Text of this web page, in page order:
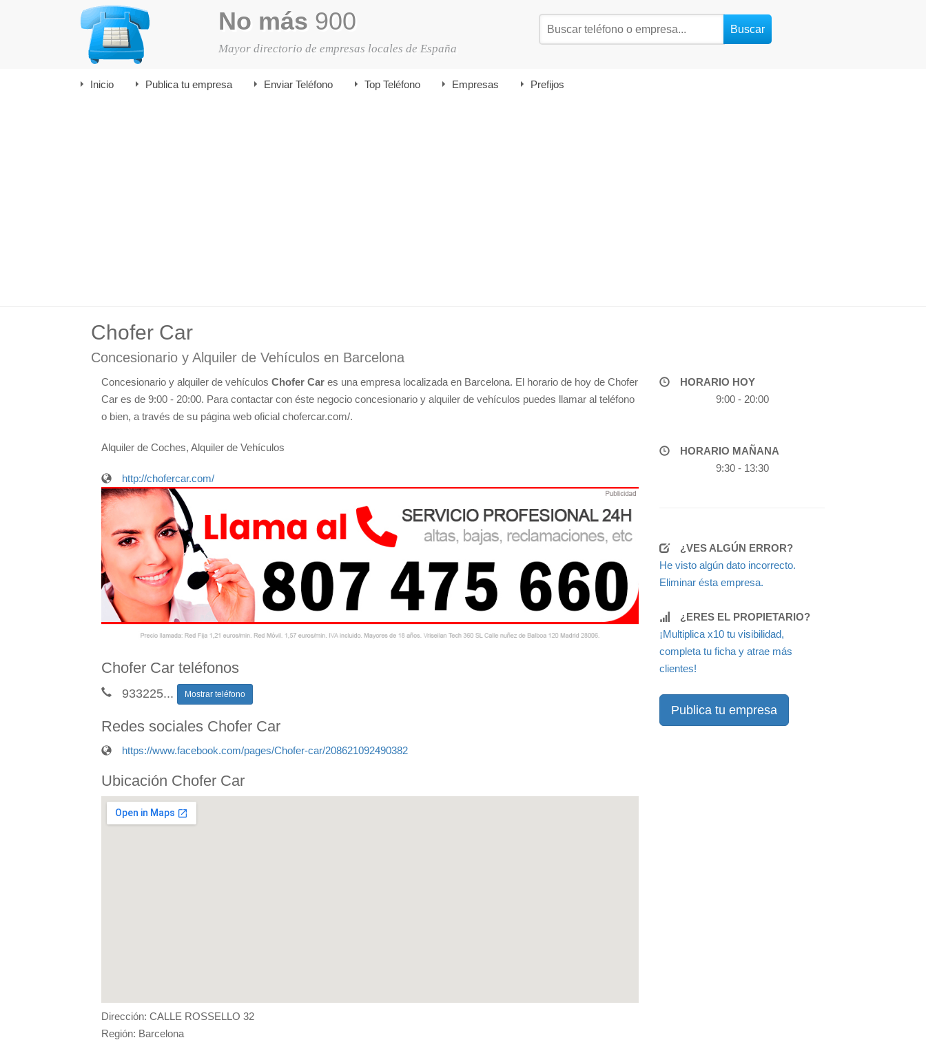
No más 900
Mayor directorio de empresas locales de España
Inicio Publica tu empresa Enviar Teléfono Top Teléfono Empresas Prefijos
Chofer Car
Concesionario y Alquiler de Vehículos en Barcelona
Concesionario y alquiler de vehículos Chofer Car es una empresa localizada en Barcelona. El horario de hoy de Chofer
Car es de 9:00 - 20:00. Para contactar con éste negocio concesionario y alquiler de vehículos puedes llamar al teléfono
o bien, a través de su página web oficial chofercar.com/.
Alquiler de Coches, Alquiler de Vehículos
http://chofercar.com/
Chofer Car teléfonos
933225... Mostrar teléfono
Redes sociales Chofer Car
https://www.facebook.com/pages/Chofer-car/208621092490382
Ubicación Chofer Car
Dirección: CALLE ROSSELLO 32
Región: Barcelona
HORARIO HOY
9:00 - 20:00
HORARIO MAÑANA
9:30 - 13:30
¿VES ALGÚN ERROR?
He visto algún dato incorrecto.
Eliminar ésta empresa.
¿ERES EL PROPIETARIO?
¡Multiplica x10 tu visibilidad,
completa tu ficha y atrae más
clientes!
Publica tu empresa